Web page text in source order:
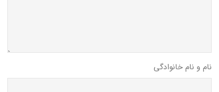
نام و نام خانوادگی